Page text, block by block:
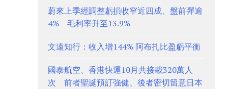
蔚來上季經調整虧損收窄近四成、盤前彈逾
4% 毛利率升至13.9%
文遠知行：收入增144% 阿布扎比盈虧平衡
國泰航空、香港快運10月共接載320萬人
次 前者聖誕預訂強健、後者密切留意日本